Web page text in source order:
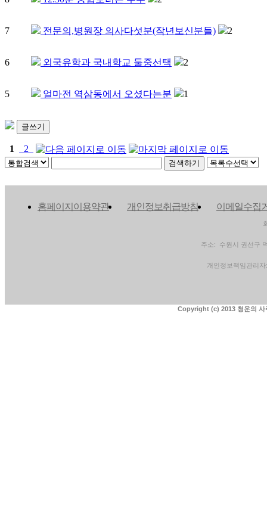
7 전문의,병원장 의사다섯분(작년보신분들) 2
6 외국유학과 국내학교 둘중선택 2
5 얼마전 역삼동에서 오셨다는분 1
글쓰기
1 2
홈페이지이용약관 개인정보취급방침 이메일수집
주소: 수원시 권선구
개인정보책임관리
Copyright (c) 2013 청운의